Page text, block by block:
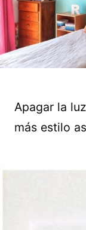
Apagar la
más estilo